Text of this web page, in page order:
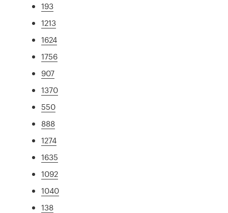
193
1213
1624
1756
907
1370
550
888
1274
1635
1092
1040
138